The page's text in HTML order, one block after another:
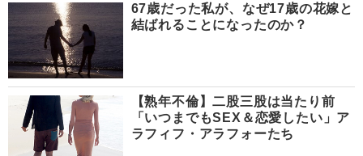
67歳だった私が、なぜ17歳の花嫁と
結ばれることになったのか？
【熟年不倫】二股三股は当たり前
「いつまでもSEX＆恋愛したい」ア
ラフィフ・アラフォーたち